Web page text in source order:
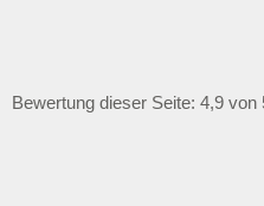
Bewertung dieser Seite: 4,9 von